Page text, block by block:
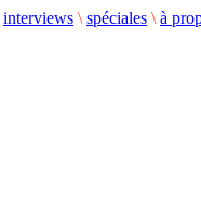
interviews \ spéciales \ à